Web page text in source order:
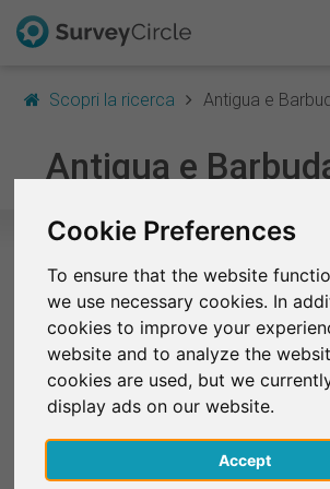
Cookie Preferences
To ensure that the website
we use necessary cookies. In
cookies to improve your
website and to analyze the
cookies are used, but we
display ads on our website.
Accept
Scopri la ricerca Antigua e
Antigua e
Studi selezionati in
Barbuda
Attualmente non ci sono studi da
elencati su SurveyCircle.
Studi terminati
FAQ
Registrati
Accedi
English